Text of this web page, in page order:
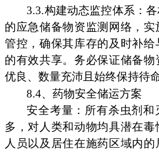
3.3.构建动态监控体系：
的应急储备物资监测网络，
管控，确保其库存的及时补
的有效共享。务必保证储备
优良、数量充沛且始终保持待命
8.4、药物安全储运方案
安全考量：所有杀虫剂和
多，对人类和动物均具潜在
人员以及居住在施药区域内